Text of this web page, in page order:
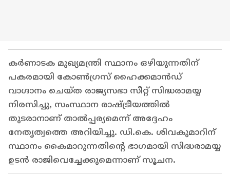
കർണാടക മുഖ്യമന്ത്രി സ്ഥാനം ഒഴിയുന്നതിന്
പകരമായി കോൺഗ്രസ് ഹൈക്കമാൻഡ്
വാഗ്ദാനം ചെയ്ത രാജ്യസഭാ സീറ്റ് സിദ്ധരാമയ്യ
നിരസിച്ചു, സംസ്ഥാന രാഷ്ട്രീയത്തിൽ
തുടരാനാണ് താൽപ്പര്യമെന്ന് അദ്ദേഹം
നേതൃത്വത്തെ അറിയിച്ചു. ഡി.കെ. ശിവകുമാറിന്
സ്ഥാനം കൈമാറുന്നതിന്റെ ഭാഗമായി സിദ്ധരാമയ്യ
ഉടൻ രാജിവെച്ചേക്കുമെന്നാണ് സൂചന.